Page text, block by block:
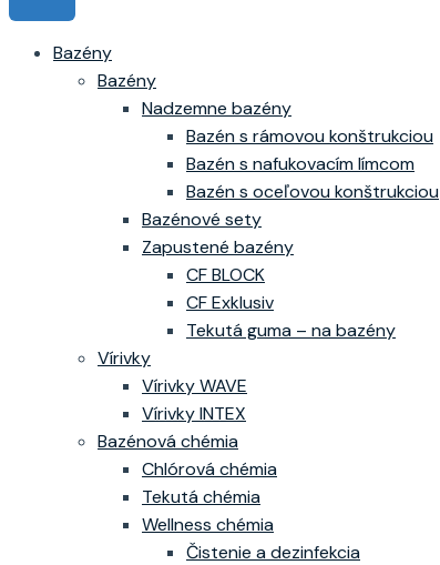
Bazény
Bazény
Nadzemne bazény
Bazén s rámovou konštrukciou
Bazén s nafukovacím límcom
Bazén s oceľovou konštrukciou
Bazénové sety
Zapustené bazény
CF BLOCK
CF Exklusiv
Tekutá guma – na bazény
Vírivky
Vírivky WAVE
Vírivky INTEX
Bazénová chémia
Chlórová chémia
Tekutá chémia
Wellness chémia
Čistenie a dezinfekcia